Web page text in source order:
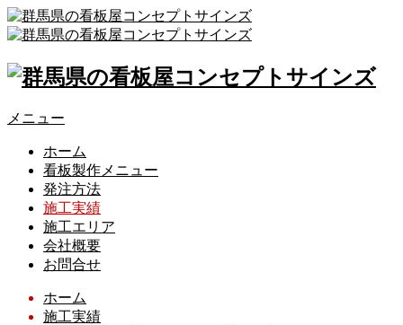
メニュー
ホーム
看板製作メニュー
発注方法
施工実績
施工エリア
会社概要
お問合せ
ホーム
施工実績